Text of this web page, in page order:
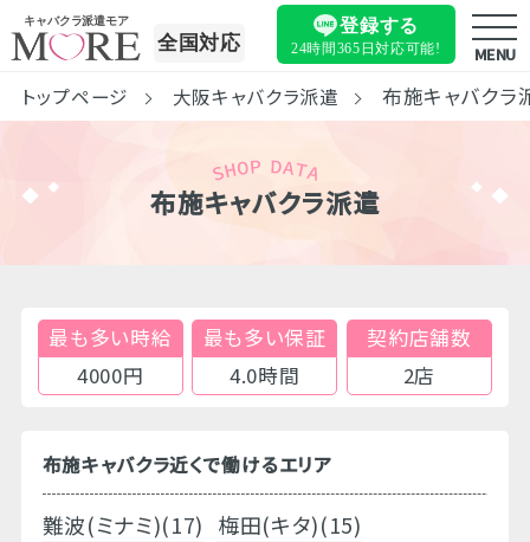
キャバクラ派遣モア
全国対応
登録する
24時間365日対応可能! MENU
トップページ 大阪キャバクラ派遣 布施キャバクラ
布施キャバクラ派遣
最も多い時給
4000円
最も多い保証
4.0時間
契約店舗数
2店
布施キャバクラ近くで働けるエリア
難波(ミナミ)(17) 梅田(キタ)(15)